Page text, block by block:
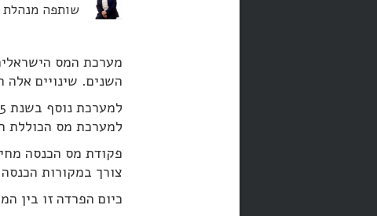
שותפה מנהלת
מערכת המס
השנים. שינויים
למערכת מס הכוללת
צורך במקורות
כיום הפרדה זו בין